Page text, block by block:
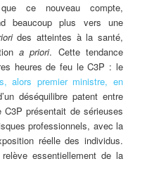
ce nouveau compte,
beaucoup plus vers une
des atteintes à la santé,
a priori. Cette tendance
heures de feu le C3P : le
alors premier ministre, en
déséquilibre patent entre
présentait de sérieuses
professionnels, avec la
réelle des individus.
essentiellement de la